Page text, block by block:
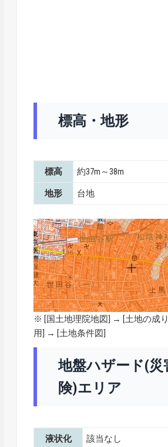
標高・地形
標高 約37m～38m
地形 台地
※ [ 国土地理院地図
] → [土地の成
用] → [土地条件図]
地盤ハザード(災
険)エリア
液状化 該当なし